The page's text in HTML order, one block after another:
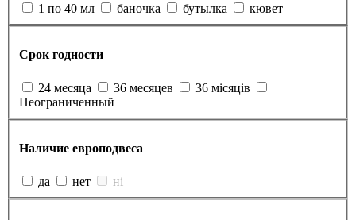
1 по 40 мл баночка бутылка кювет
Срок годности
24 месяца 36 месяцев
36 місяців
Неограниченный
Наличие европодвеса
да нет ні